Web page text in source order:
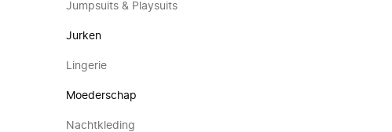
Jumpsuits & Playsuits
Jurken
Lingerie
Moederschap
Nachtkleding